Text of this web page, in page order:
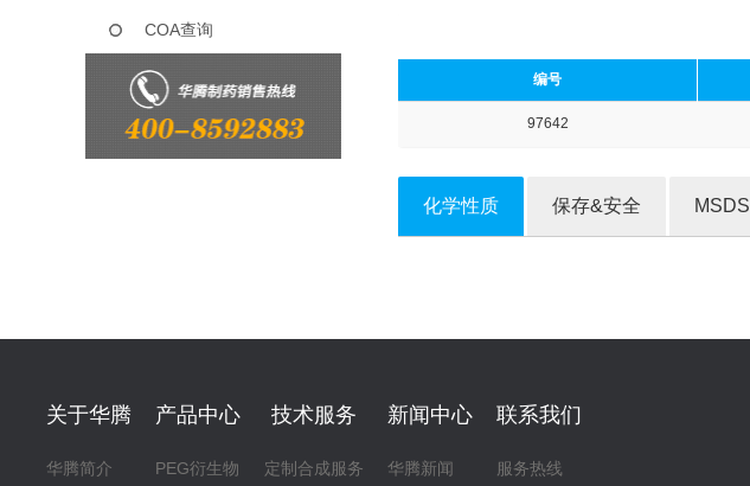
COA查询
编号
97642
化学性质 保存&安全 MSDS
关于华腾
华腾简介
产品中心
PEG衍生物
技术服务
定制合成服务
新闻中心
华腾新闻
联系我们
服务热线